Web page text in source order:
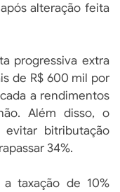
alteração feita
progressiva extra
de R$ 600 mil por
a rendimentos
Além disso, o
bitributação
34%.
taxação de 10%